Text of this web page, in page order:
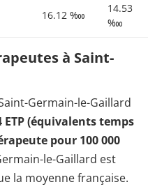
16.12 ‱
14.53
‱
à Saint-
Germain-le-Gaillard
ETP (équivalents temps
pour 100 000
le-Gaillard est
la moyenne française.